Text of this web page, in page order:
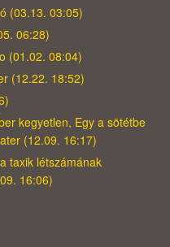
(03.13. 03:05)
06:28)
(01.02. 08:04)
(12.22. 18:52)
kegyetlen, Egy a sötétbe
(12.09. 16:17)
taxik létszámának
16:06)